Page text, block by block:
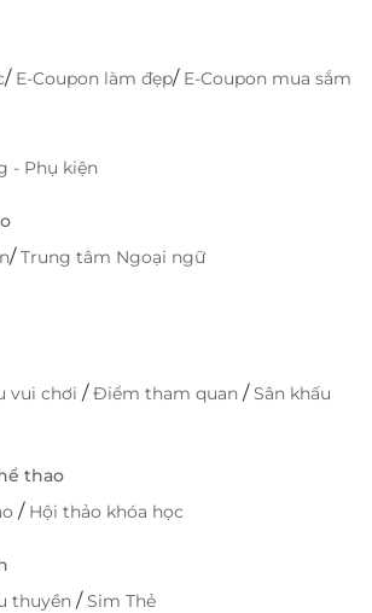
/ E-Coupon làm đẹp/ E-Coupon mua sắm
- Phụ kiện
/Trung tâm Ngoại ngữ
vui chơi /Điểm tham quan /Sân khấu
thao
/ Hội thảo khóa học
thuyền /Sim Thẻ